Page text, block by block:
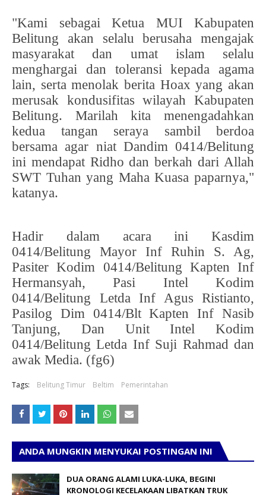
"Kami sebagai Ketua MUI Kabupaten
Belitung akan selalu berusaha mengajak
masyarakat dan umat islam selalu
menghargai dan toleransi kepada agama
lain, serta menolak berita Hoax yang akan
merusak kondusifitas wilayah Kabupaten
Belitung. Marilah kita menengadahkan
kedua tangan seraya sambil berdoa
bersama agar niat Dandim 0414/Belitung
ini mendapat Ridho dan berkah dari Allah
SWT Tuhan yang Maha Kuasa paparnya,"
katanya.
Hadir dalam acara ini Kasdim
0414/Belitung Mayor Inf Ruhin S. Ag,
Pasiter Kodim 0414/Belitung Kapten Inf
Hermansyah, Pasi Intel Kodim
0414/Belitung Letda Inf Agus Ristianto,
Pasilog Dim 0414/Blt Kapten Inf Nasib
Tanjung, Dan Unit Intel Kodim
0414/Belitung Letda Inf Suji Rahmad dan
awak Media. (fg6)
Tags: Belitung Timur Beltim Pemerintahan
ANDA MUNGKIN MENYUKAI POSTINGAN INI
DUA ORANG ALAMI LUKA-LUKA, BEGINI
KRONOLOGI KECELAKAAN LIBATKAN TRUK